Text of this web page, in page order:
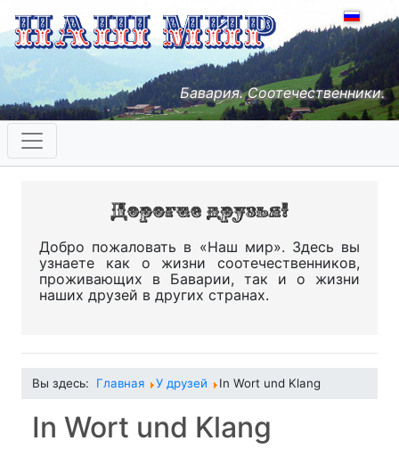
Бавария. Соотечественники.
Добро пожаловать в «Наш мир». Здесь вы
узнаете как о жизни соотечественников,
проживающих в Баварии, так и о жизни
наших друзей в других странах.
Вы здесь: Главная У друзей In Wort und Klang
In Wort und Klang